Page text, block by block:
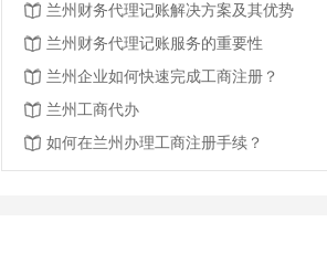
兰州财务代理记账解决方案及其优势
兰州财务代理记账服务的重要性
兰州企业如何快速完成工商注册？
兰州工商代办
如何在兰州办理工商注册手续？